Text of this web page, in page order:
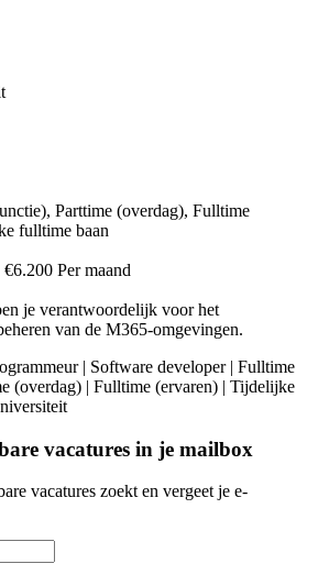
Parttime (overdag), Fulltime
fulltime baan
Per maand
je verantwoordelijk voor het
van de M365-omgevingen.
| Software developer | Fulltime
(overdag) | Fulltime (ervaren) | Tijdelijke
vacatures in je mailbox
vacatures zoekt en vergeet je e-